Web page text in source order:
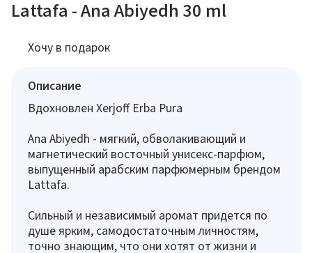
Lattafa - Ana Abiyedh 30 ml
Хочу в подарок
Описание
Вдохновлен Xerjoff Erba Pura
Ana Abiyedh - мягкий, обволакивающий и
магнетический восточный унисекс-парфюм,
выпущенный арабским парфюмерным брендом
Lattafa.
Сильный и независимый аромат придется по
душе ярким, самодостаточным личностям,
точно знающим, что они хотят от жизни и